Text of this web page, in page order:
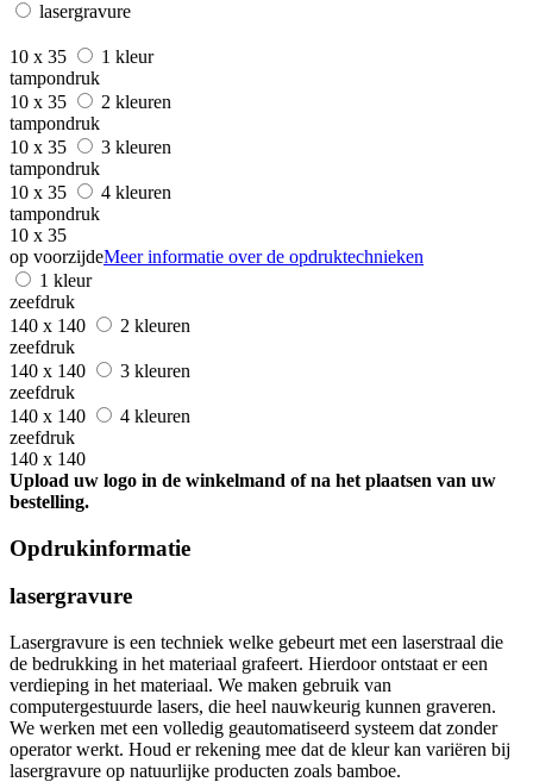
lasergravure
10 x 35
1 kleur
tampondruk
10 x 35
2 kleuren
tampondruk
10 x 35
3 kleuren
tampondruk
10 x 35
4 kleuren
tampondruk
10 x 35
op voorzijdeMeer informatie over de opdruktechnieken
1 kleur
zeefdruk
140 x 140
2 kleuren
zeefdruk
140 x 140
3 kleuren
zeefdruk
140 x 140
4 kleuren
zeefdruk
140 x 140
Upload uw logo in de winkelmand of na het plaatsen van uw
bestelling.
Opdrukinformatie
lasergravure
Lasergravure is een techniek welke gebeurt met een laserstraal die
de bedrukking in het materiaal grafeert. Hierdoor ontstaat er een
verdieping in het materiaal. We maken gebruik van
computergestuurde lasers, die heel nauwkeurig kunnen graveren.
We werken met een volledig geautomatiseerd systeem dat zonder
operator werkt. Houd er rekening mee dat de kleur kan variëren bij
lasergravure op natuurlijke producten zoals bamboe.